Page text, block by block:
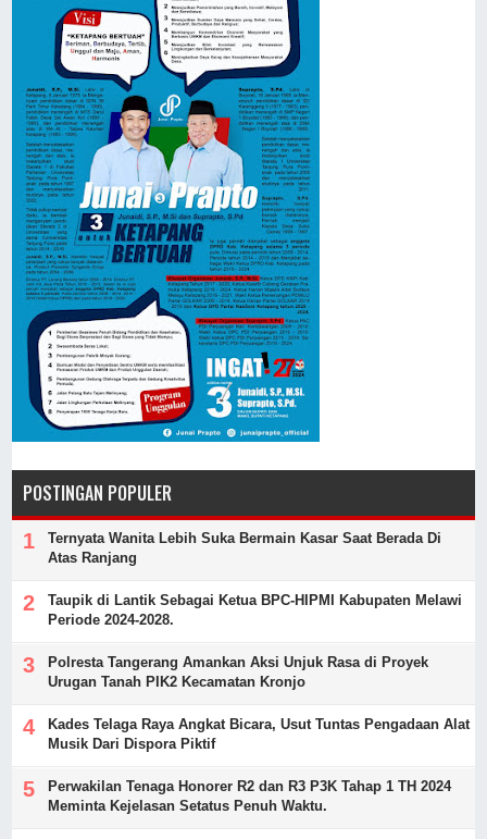
POSTINGAN POPULER
Ternyata Wanita Lebih Suka Bermain Kasar Saat Berada Di
Atas Ranjang
Taupik di Lantik Sebagai Ketua BPC-HIPMI Kabupaten Melawi
Periode 2024-2028.
Polresta Tangerang Amankan Aksi Unjuk Rasa di Proyek
Urugan Tanah PIK2 Kecamatan Kronjo
Kades Telaga Raya Angkat Bicara, Usut Tuntas Pengadaan Alat
Musik Dari Dispora Piktif
Perwakilan Tenaga Honorer R2 dan R3 P3K Tahap 1 TH 2024
Meminta Kejelasan Setatus Penuh Waktu.